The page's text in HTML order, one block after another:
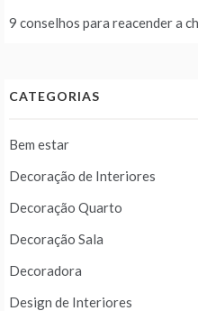
9 conselhos para reacender a
CATEGORIAS
Bem estar
Decoração de Interiores
Decoração Quarto
Decoração Sala
Decoradora
Design de Interiores